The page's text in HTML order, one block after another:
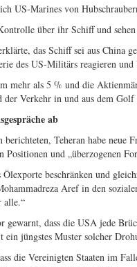
US-Marines von
über ihr Schiff und
das Schiff sei aus China
des US-Militärs reagieren
mehr als 5 % und die
der Verkehr in und aus dem
ab
berichteten, Teheran habe neue
Positionen und „überzogenen
beschränken und
Aref in den
alle.“
gewarnt, dass die USA jede
ein jüngstes Muster solcher
die Vereinigten Staaten im